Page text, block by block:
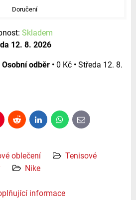
Doručení
Skladem
12. 8. 2026
Osobní odběr • 0 Kč • Středa 12. 8.
Reddit LinkedInWhatsApp
E-
mail
oblečení
Tenisové
Nike
informace